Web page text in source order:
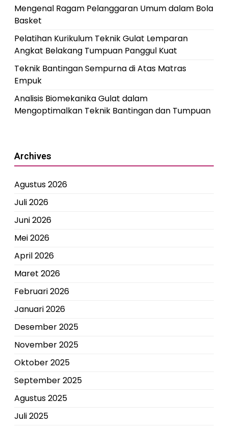
Mengenal Ragam Pelanggaran Umum dalam Bola
Basket
Pelatihan Kurikulum Teknik Gulat Lemparan
Angkat Belakang Tumpuan Panggul Kuat
Teknik Bantingan Sempurna di Atas Matras
Empuk
Analisis Biomekanika Gulat dalam
Mengoptimalkan Teknik Bantingan dan Tumpuan
Archives
Agustus 2026
Juli 2026
Juni 2026
Mei 2026
April 2026
Maret 2026
Februari 2026
Januari 2026
Desember 2025
November 2025
Oktober 2025
September 2025
Agustus 2025
Juli 2025